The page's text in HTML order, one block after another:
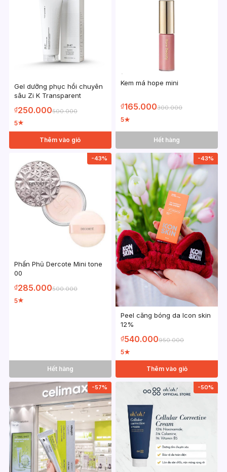
Gel dưỡng phục hồi chuyên
sâu Zi K Transparent
₫250.000500.000
5★
Thêm vào giỏ
Kem má hope mini
₫165.000300.000
5★
Hết hàng
-43%
Phấn Phủ Dercote Mini tone
00
₫285.000500.000
5★
Hết hàng
-43%
Peel căng bóng da Icon skin
12%
₫540.000950.000
5★
Thêm vào giỏ
-57% -50%